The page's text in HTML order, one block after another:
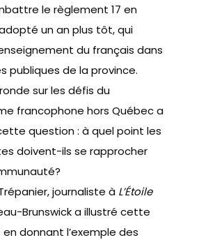
le règlement 17 en
un an plus tôt, qui
du français dans
publiques de la province.
sur les défis du
francophone hors Québec a
question : à quel point les
doivent-ils se rapprocher
journaliste à L’Étoile
Brunswick a illustré cette
donnant l’exemple des